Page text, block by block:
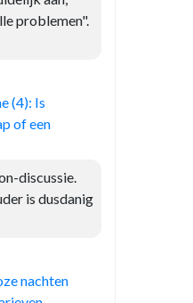
problemen".
(4): Is
of een
discussie.
is dusdanig
nachten